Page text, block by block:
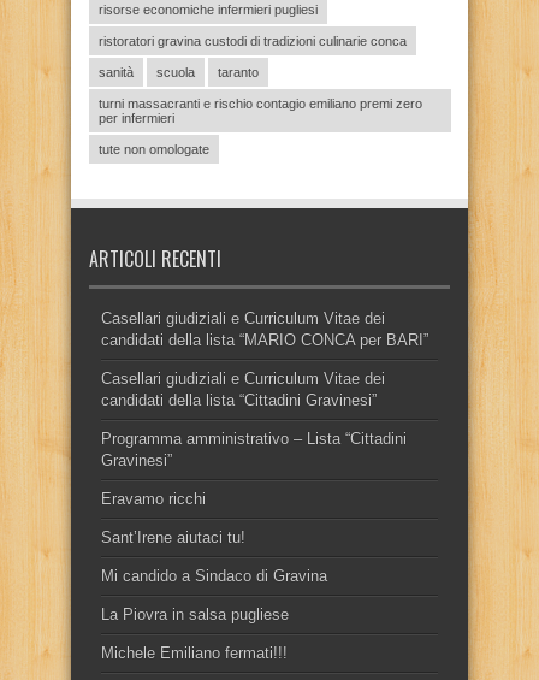
risorse economiche infermieri pugliesi
ristoratori gravina custodi di tradizioni culinarie conca
sanità scuola taranto
turni massacranti e rischio contagio emiliano premi zero
per infermieri
tute non omologate
ARTICOLI RECENTI
Casellari giudiziali e Curriculum Vitae dei
candidati della lista “MARIO CONCA per BARI”
Casellari giudiziali e Curriculum Vitae dei
candidati della lista “Cittadini Gravinesi”
Programma amministrativo – Lista “Cittadini
Gravinesi”
Eravamo ricchi
Sant’Irene aiutaci tu!
Mi candido a Sindaco di Gravina
La Piovra in salsa pugliese
Michele Emiliano fermati!!!